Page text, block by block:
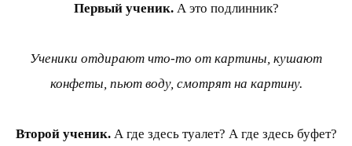
Первый ученик.А это подлинник?
Ученики отдирают что-то от картины, кушают
конфеты, пьют воду, смотрят на картину.
Второй ученик.А где здесь туалет? А где здесь буфет?